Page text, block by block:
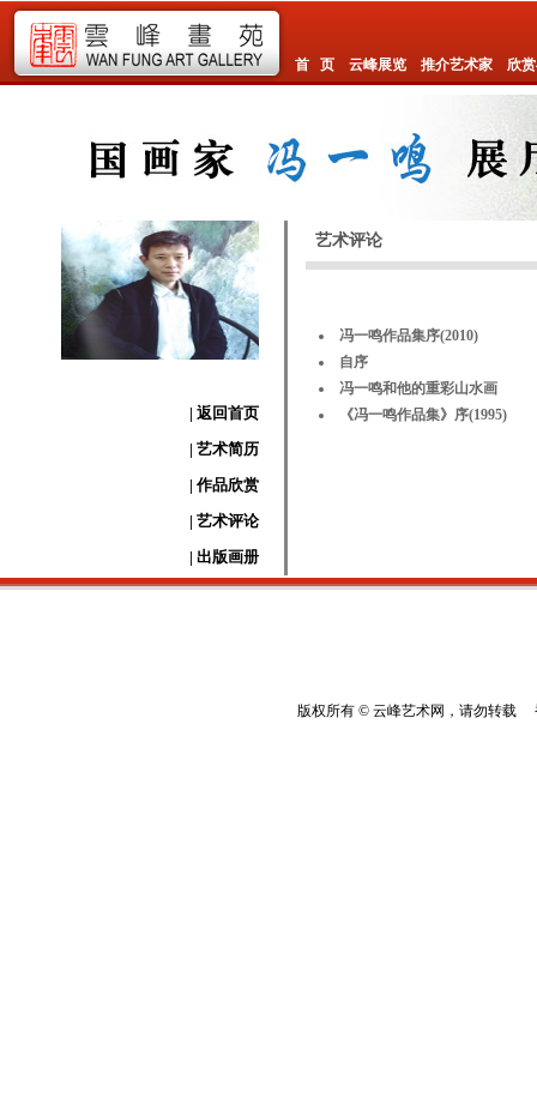
首 页 云峰展览 推介艺术家 欣
| 返回首页
| 艺术简历
| 作品欣赏
| 艺术评论
| 出版画册
艺术评论
冯一鸣作品集序(2010)
自序
冯一鸣和他的重彩山水画
《冯一鸣作品集》序(1995)
版权所有 © 云峰艺术网，请勿转载